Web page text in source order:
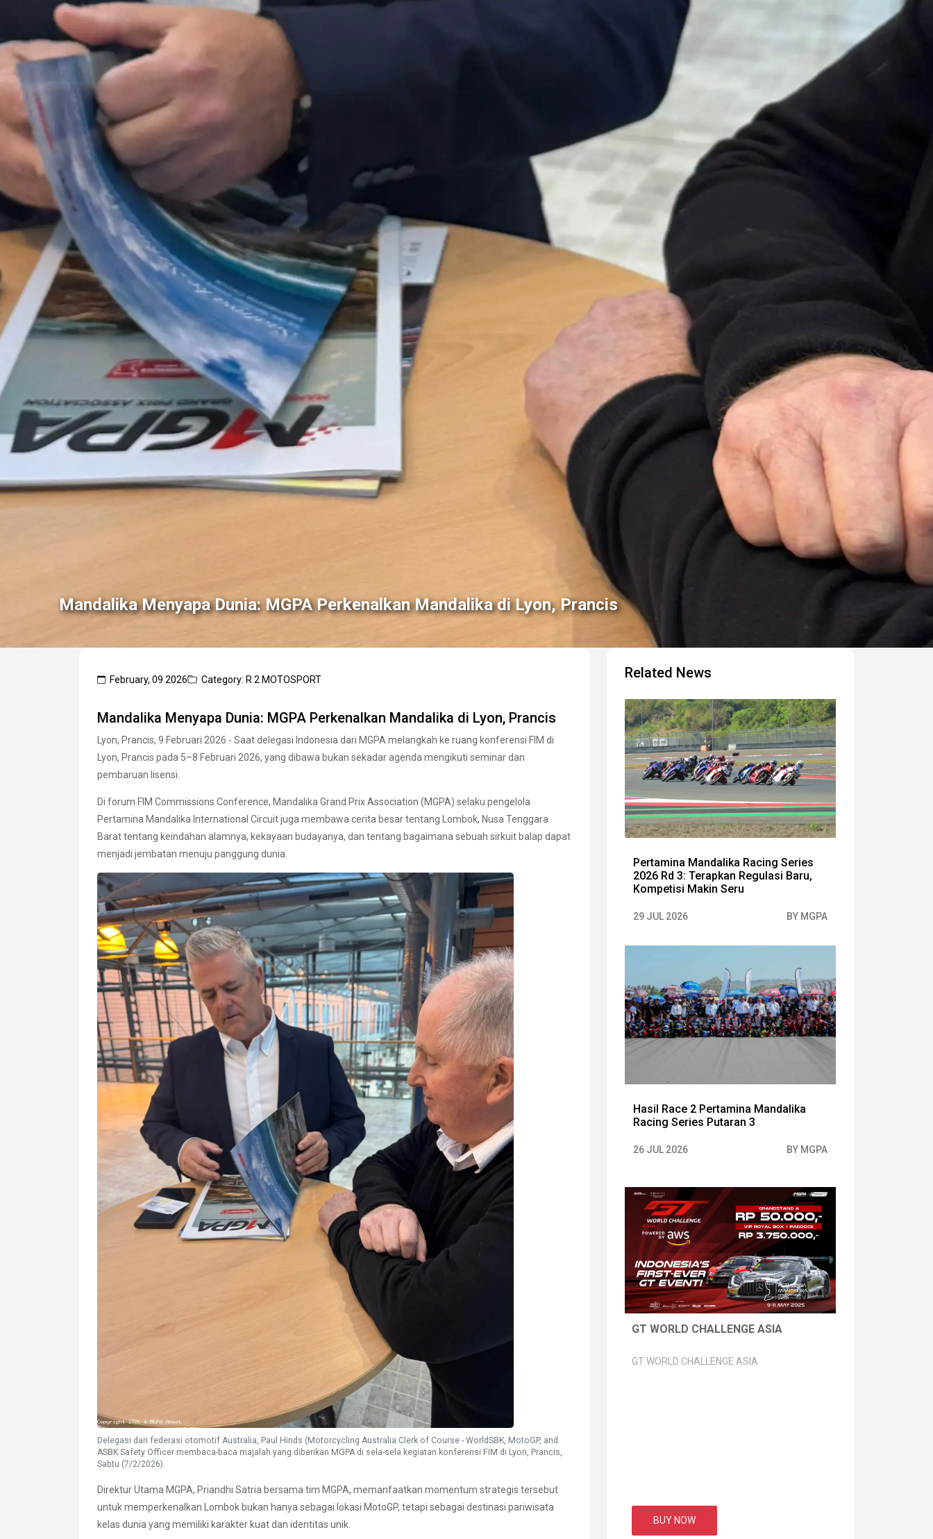
Mandalika Menyapa Dunia: MGPA Perkenalkan Mandalika di Lyon, Prancis
February, 09 2026 Category: R 2 MOTOSPORT
Mandalika Menyapa Dunia: MGPA Perkenalkan Mandalika di Lyon, Prancis
Lyon, Prancis, 9 Februari 2026 - Saat delegasi Indonesia dari MGPA melangkah ke ruang konferensi FIM di
Lyon, Prancis pada 5–8 Februari 2026, yang dibawa bukan sekadar agenda mengikuti seminar dan
pembaruan lisensi.
Di forum FIM Commissions Conference, Mandalika Grand Prix Association (MGPA) selaku pengelola
Pertamina Mandalika International Circuit juga membawa cerita besar tentang Lombok, Nusa Tenggara
Barat tentang keindahan alamnya, kekayaan budayanya, dan tentang bagaimana sebuah sirkuit balap dapat
menjadi jembatan menuju panggung dunia.
Delegasi dari federasi otomotif Australia, Paul Hinds (Motorcycling Australia Clerk of Course - WorldSBK, MotoGP, and
ASBK Safety Officer membaca-baca majalah yang diberikan MGPA di sela-sela kegiatan konferensi FIM di Lyon, Prancis,
Sabtu (7/2/2026).
Direktur Utama MGPA, Priandhi Satria bersama tim MGPA, memanfaatkan momentum strategis tersebut
untuk memperkenalkan Lombok bukan hanya sebagai lokasi MotoGP, tetapi sebagai destinasi pariwisata
kelas dunia yang memiliki karakter kuat dan identitas unik.
Related News
Pertamina Mandalika Racing Series
2026 Rd 3: Terapkan Regulasi Baru,
Kompetisi Makin Seru
29 JUL 2026 BY MGPA
Hasil Race 2 Pertamina Mandalika
Racing Series Putaran 3
26 JUL 2026 BY MGPA
GT WORLD CHALLENGE ASIA
GT WORLD CHALLENGE ASIA
BUY NOW